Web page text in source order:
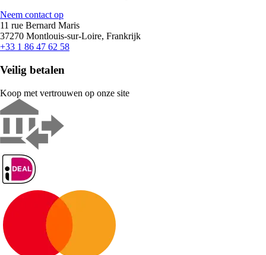
Neem contact op
11 rue Bernard Maris
37270 Montlouis-sur-Loire, Frankrijk
+33 1 86 47 62 58
Veilig betalen
Koop met vertrouwen op onze site